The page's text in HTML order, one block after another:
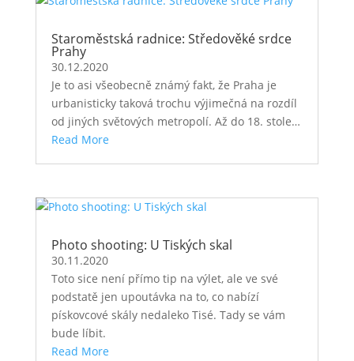
Staroměstská radnice: Středověké srdce
Prahy
30.12.2020
Je to asi všeobecně známý fakt, že Praha je
urbanisticky taková trochu výjimečná na rozdíl
od jiných světových metropolí. Až do 18. stole…
Read More
Photo shooting: U Tiských skal
30.11.2020
Toto sice není přímo tip na výlet, ale ve své
podstatě jen upoutávka na to, co nabízí
pískovcové skály nedaleko Tisé. Tady se vám
bude líbit.
Read More